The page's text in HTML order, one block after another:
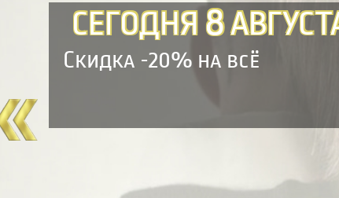
СЕГОДНЯ 8
Скидка -20% на всё